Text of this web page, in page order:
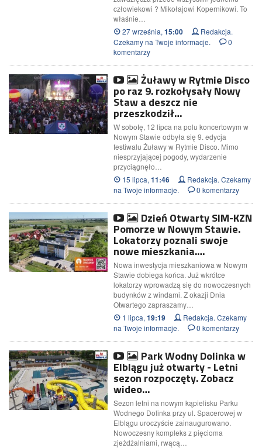
człowiekowi ? Mikołajowi Kopernikowi. To
właśnie…
27 września, 15:00
Redakcja.
Czekamy na Twoje informacje.
0
komentarzy
Żuławy w Rytmie Disco
po raz 9. rozkołysały Nowy
Staw a deszcz nie
przeszkodził…
W sobotę, 12 lipca na polu koncertowym w
Nowym Stawie odbyła się 9. edycja
festiwalu Żuławy w Rytmie Disco. Mimo
niesprzyjającej pogody, wydarzenie
przyciągnęło…
15 lipca, 11:46
Redakcja. Czekamy
na Twoje informacje.
0 komentarzy
Dzień Otwarty SIM-KZN
Pomorze w Nowym Stawie.
Lokatorzy poznali swoje
nowe mieszkania.…
Nowa inwestycja mieszkaniowa w Nowym
Stawie dobiega końca. Już wkrótce
lokatorzy wprowadzą się do nowoczesnych
budynków z windami. Z okazji Dnia
Otwartego zapraszamy…
1 lipca, 19:19
Redakcja. Czekamy
na Twoje informacje.
0 komentarzy
Park Wodny Dolinka w
Elblągu już otwarty - Letni
sezon rozpoczęty. Zobacz
wideo…
Sezon letni na nowym kąpielisku Parku
Wodnego Dolinka przy ul. Spacerowej w
Elblągu uroczyście zainaugurowano.
Nowoczesny kompleks z pięcioma
zjeżdżalniami, rwącą…